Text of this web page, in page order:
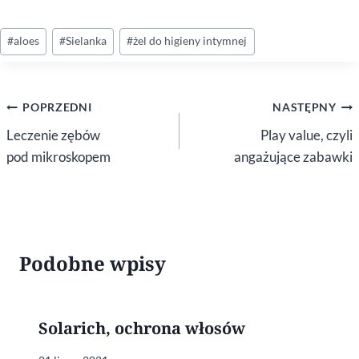
Tagi
wpisu:
#aloes #Sielanka #żel do higieny intymnej
Nawigacja
wpisu
POPRZEDNI
Leczenie zębów
pod mikroskopem
NASTĘPNY
Play value, czyli
angażujące zabawki
Podobne wpisy
Solarich, ochrona włosów